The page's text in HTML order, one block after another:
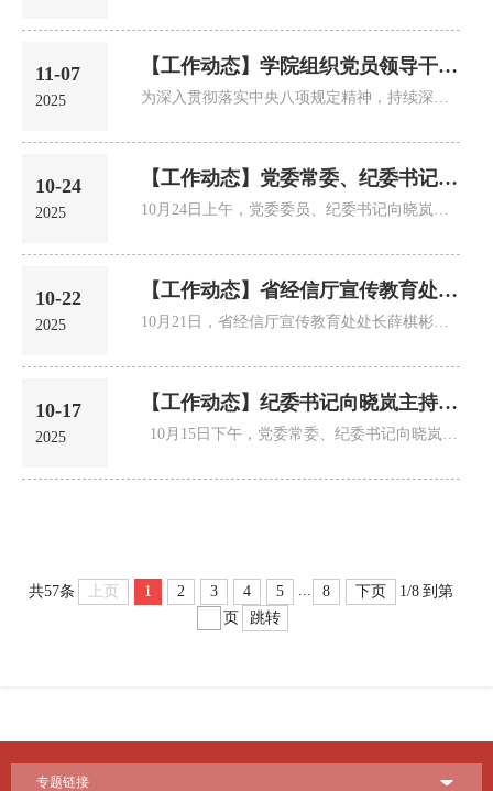
11-07
2025
【工作动态】学院组织党员领导干部赴四川监狱博物馆开展警示教育
10-24
2025
【工作动态】党委常委、纪委书记向晓岚带队前往四川信息职业技术学院调研交流
10-22
2025
【工作动态】省经信厅宣传教育处来院调研
10-17
2025
【工作动态】纪委书记向晓岚主持召开财务预决算、内控、专项审计问题反馈暨整...
共57条 上页 1 2 3 4 5 8 下页 1/8 到第
页
跳转
专题链接